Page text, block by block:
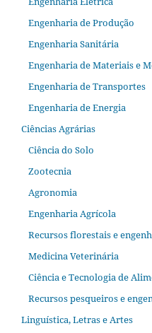
Engenharia de Produção
Engenharia Sanitária
Engenharia de Materiais e
Engenharia de Transportes
Engenharia de Energia
Ciências Agrárias
Ciência do Solo
Zootecnia
Agronomia
Engenharia Agrícola
Recursos florestais e
Medicina Veterinária
Ciência e Tecnologia de
Recursos pesqueiros e
Linguística, Letras e Artes